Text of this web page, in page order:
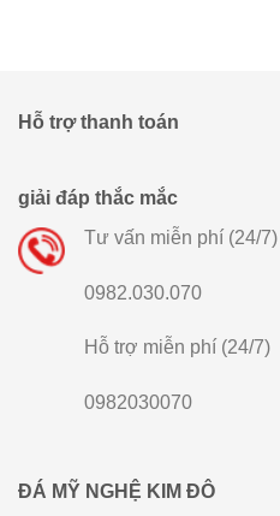
Hỗ trợ thanh toán
giải đáp thắc mắc
Tư vấn miễn phí (24/7)
0982.030.070
Hỗ trợ miễn phí (24/7)
0982030070
ĐÁ MỸ NGHỆ KIM ĐÔ